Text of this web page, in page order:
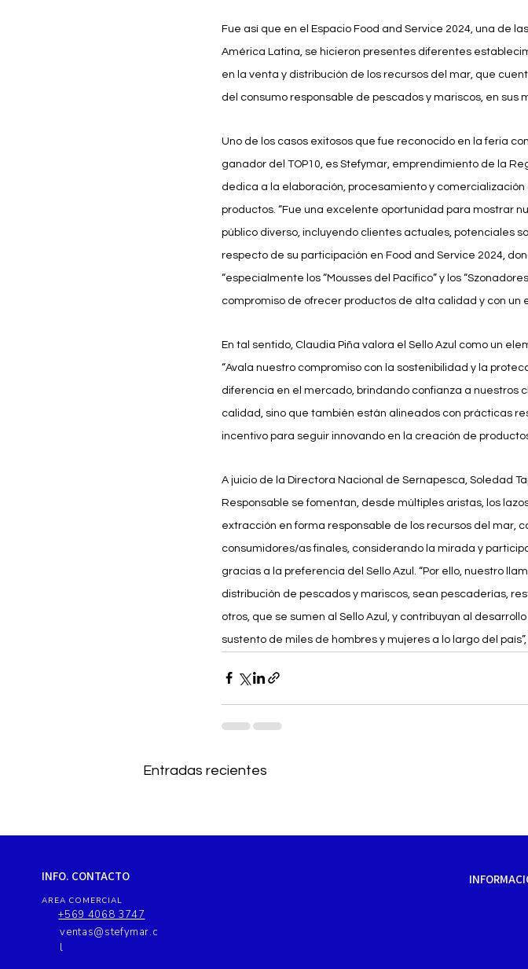
Fue así que en el Espacio Food and Service 2024, una de
América Latina, se hicieron presentes diferentes
en la venta y distribución de los recursos del mar, que
del consumo responsable de pescados y mariscos, en sus
Uno de los casos exitosos que fue reconocido en la feria
ganador del TOP10, es Stefymar, emprendimiento de la
dedica a la elaboración, procesamiento y
productos. “Fue una excelente oportunidad para mostrar
público diverso, incluyendo clientes actuales, potenciales
respecto de su participación en Food and Service 2024,
“especialmente los “Mousses del Pacífico” y los
compromiso de ofrecer productos de alta calidad y con un
En tal sentido, Claudia Piña valora el Sello Azul como un
“Avala nuestro compromiso con la sostenibilidad y la
diferencia en el mercado, brindando confianza a nuestros
calidad, sino que también están alineados con prácticas
incentivo para seguir innovando en la creación de
A juicio de la Directora Nacional de Sernapesca, Soledad
Responsable se fomentan, desde múltiples aristas, los
extracción en forma responsable de los recursos del mar,
consumidores/as finales, considerando la mirada y
gracias a la preferencia del Sello Azul. “Por ello, nuestro
distribución de pescados y mariscos, sean pescaderías,
otros, que se sumen al Sello Azul, y contribuyan al
sustento de miles de hombres y mujeres a lo largo del
Entradas recientes
INFO. CONTACTO
AREA COMERCIAL
+569 4068 3747
ventas@stefymar.c
l